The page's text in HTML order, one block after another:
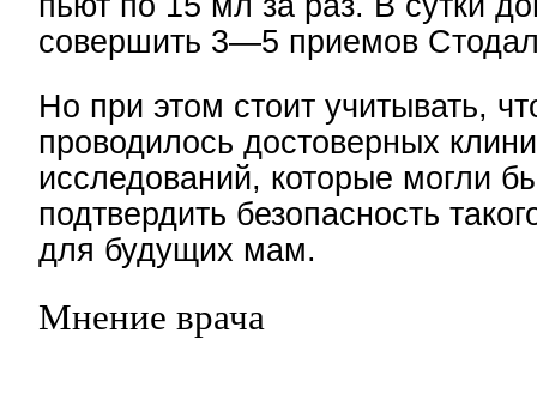
совершить 3—5 приемов
Но при этом стоит учитывать,
проводилось достоверных
исследований, которые могли
подтвердить безопасность
для будущих мам.
Мнение врача